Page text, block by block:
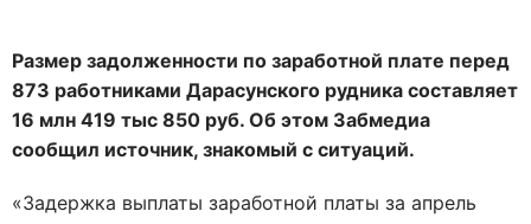
Размер задолженности по заработной плате перед
873 работниками Дарасунского рудника составляет
16 млн 419 тыс 850 руб. Об этом Забмедиа
сообщил источник, знакомый с ситуаций.
«Задержка выплаты заработной платы за апрель